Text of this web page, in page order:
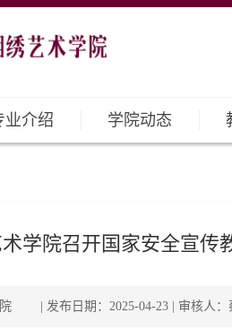
业介绍 学院动态
学院召开国家安全宣传
院 | 发布日期：2025-04-23 | 审核人：